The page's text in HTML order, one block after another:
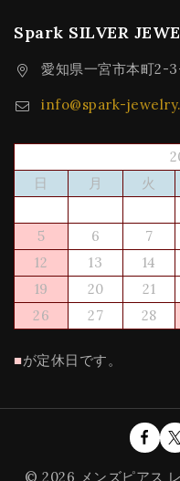
Spark SILVER
愛知県一宮市本町2-
info@spark-
日
月 火
5
6 7
12
13 14
19
20 21
26
27 28
■が定休日です。
© 2026 メンズピアス